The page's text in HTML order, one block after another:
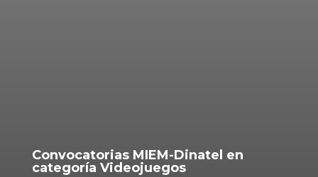
Convocatorias MIEM-Dinatel en
categoría Videojuegos